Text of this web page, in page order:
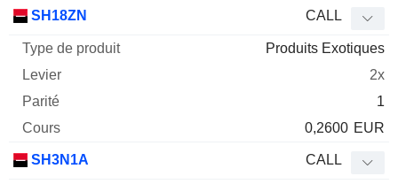
SH18ZN CALL
Produits Exotiques
2x
1
0,2600 EUR
SH3N1A CALL